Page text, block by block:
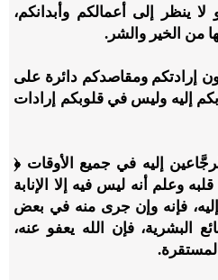
ينظر إلى أعمالكم وأبدانكم،
من الخير والشر.
إرادتكم ومقاصدكم دائرة على
إليه وليس في قلوبكم إرادات
إليه في جميع الأوقات ﴿
وعلم أنه ليس فيه إلا الإنابة
فإنه وإن جرى منه في بعض
البشرية، فإن الله يعفو عنه،